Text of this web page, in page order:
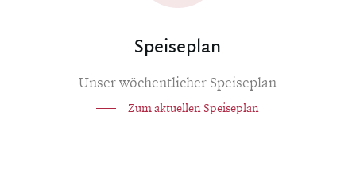
Speiseplan
Unser wöchentlicher Speiseplan
Zum aktuellen Speiseplan